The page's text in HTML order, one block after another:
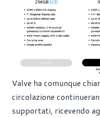
Valve ha comunque
circolazione
supportati, ricevendo